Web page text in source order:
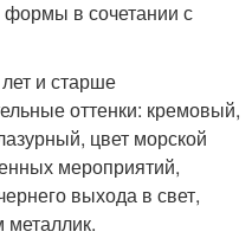
в сочетании с
и старше
оттенки: кремовый,
цвет морской
мероприятий,
выхода в свет,
металлик.